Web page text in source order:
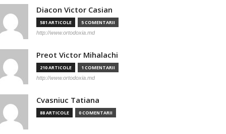
Diacon Victor Casian
581 ARTICOLE 5 COMENTARII
http://www.ortodoxia.md
Preot Victor Mihalachi
210 ARTICOLE 1 COMENTARII
http://www.ortodoxia.md
Cvasniuc Tatiana
88 ARTICOLE 0 COMENTARII